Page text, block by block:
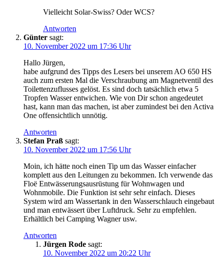
Vielleicht Solar-Swiss? Oder WCS?
Antworten
Günter sagt:
10. November 2022 um 17:36 Uhr
Hallo Jürgen,
habe aufgrund des Tipps des Lesers bei unserem AO 650 HS
auch zum ersten Mal die Verschraubung am Magnetventil des
Toilettenzuflusses gelöst. Es sind doch tatsächlich etwa 5
Tropfen Wasser entwichen. Wie von Dir schon angedeutet
hast, kann man das machen, ist aber zumindest bei den Activa
One offensichtlich unnötig.
Antworten
Stefan Praß sagt:
10. November 2022 um 17:56 Uhr
Moin, ich hätte noch einen Tip um das Wasser einfacher
komplett aus den Leitungen zu bekommen. Ich verwende das
Floë Entwässerungsausrüstung für Wohnwagen und
Wohnmobile. Die Funktion ist sehr sehr einfach. Dieses
System wird am Wassertank in den Wasserschlauch eingebaut
und man entwässert über Luftdruck. Sehr zu empfehlen.
Erhältlich bei Camping Wagner usw.
Antworten
Jürgen Rode sagt:
10. November 2022 um 20:22 Uhr